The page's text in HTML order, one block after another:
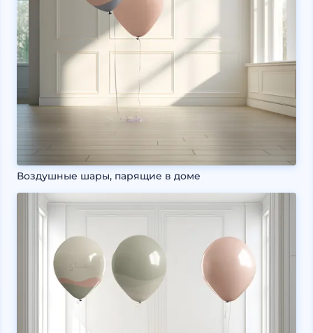
Воздушные шары, парящие в доме